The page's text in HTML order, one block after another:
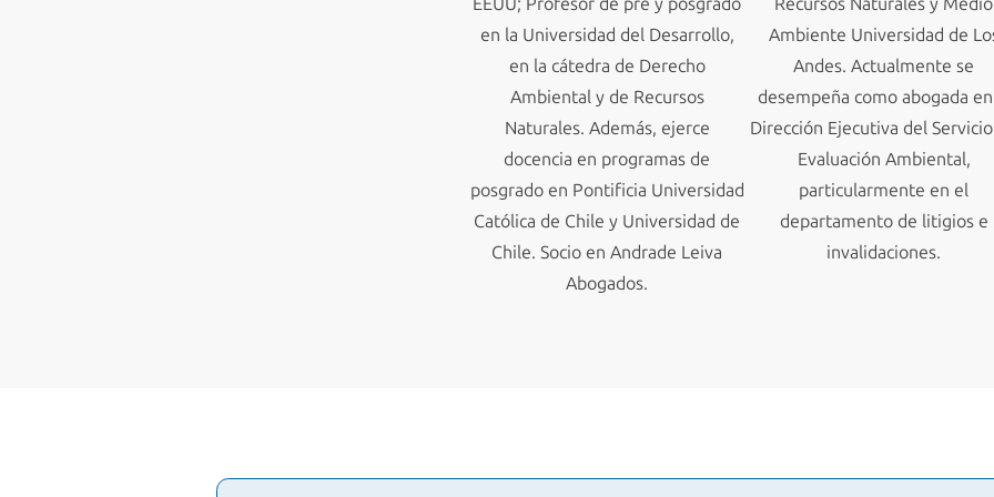
en la Universidad del Desarrollo,
en la cátedra de Derecho
Ambiental y de Recursos
Naturales. Además, ejerce
docencia en programas de
posgrado en Pontificia Universidad
Católica de Chile y Universidad de
Chile. Socio en Andrade Leiva
Abogados.
Ambiente Universidad de
Andes. Actualmente se
desempeña como abogada
Dirección Ejecutiva del
Evaluación Ambiental,
particularmente en el
departamento de litigios e
invalidaciones.